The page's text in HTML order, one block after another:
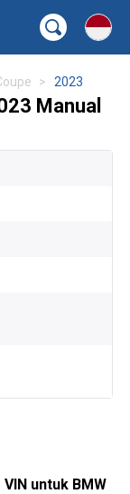
2023
Manual
untuk BMW